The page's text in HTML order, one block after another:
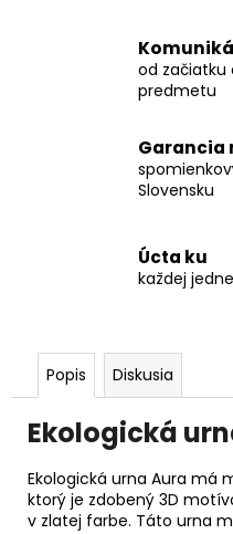
od začiatku
predmetu
Garancia
Slovensku
Úcta ku
každej
Popis Diskusia
Ekologická
Ekologická urna Aura má
ktorý je zdobený 3D
v zlatej farbe. Táto urna